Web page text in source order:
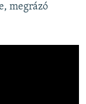
megrázó